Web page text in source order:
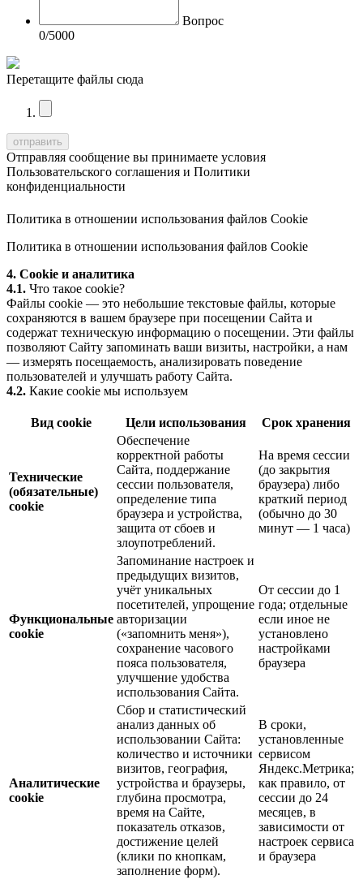
Вопрос
0/5000
Перетащите файлы сюда
Отправляя сообщение вы принимаете условия
Пользовательского соглашения и Политики
конфиденциальности
Политика в отношении использования файлов Cookie
Политика в отношении использования файлов Cookie
4. Cookie и аналитика
4.1. Что такое cookie?
Файлы cookie — это небольшие текстовые файлы, которые
сохраняются в вашем браузере при посещении Сайта и
содержат техническую информацию о посещении. Эти файлы
позволяют Сайту запоминать ваши визиты, настройки, а нам
— измерять посещаемость, анализировать поведение
пользователей и улучшать работу Сайта.
4.2. Какие cookie мы используем
Вид cookie Цели использования Срок хранения
Технические
(обязательные)
cookie
Обеспечение
корректной работы
Сайта, поддержание
сессии пользователя,
определение типа
браузера и устройства,
защита от сбоев и
злоупотреблений.
На время сессии
(до закрытия
браузера) либо
краткий период
(обычно до 30
минут — 1 часа)
Функциональные
cookie
Запоминание настроек и
предыдущих визитов,
учёт уникальных
посетителей, упрощение
авторизации
(«запомнить меня»),
сохранение часового
пояса пользователя,
улучшение удобства
использования Сайта.
От сессии до 1
года; отдельные
если иное не
установлено
настройками
браузера
Аналитические
cookie
Сбор и статистический
анализ данных об
использовании Сайта:
количество и источники
визитов, география,
устройства и браузеры,
глубина просмотра,
время на Сайте,
показатель отказов,
достижение целей
(клики по кнопкам,
заполнение форм).
В сроки,
установленные
сервисом
Яндекс.Метрика;
как правило, от
сессии до 24
месяцев, в
зависимости от
настроек сервиса
и браузера